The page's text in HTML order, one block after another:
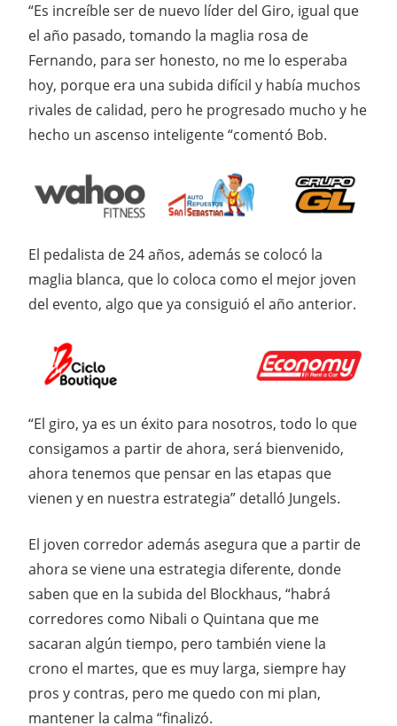
“Es increíble ser de nuevo líder del Giro, igual que
el año pasado, tomando la maglia rosa de
Fernando, para ser honesto, no me lo esperaba
hoy, porque era una subida difícil y había muchos
rivales de calidad, pero he progresado mucho y he
hecho un ascenso inteligente “comentó Bob.
El pedalista de 24 años, además se colocó la
maglia blanca, que lo coloca como el mejor joven
del evento, algo que ya consiguió el año anterior.
“El giro, ya es un éxito para nosotros, todo lo que
consigamos a partir de ahora, será bienvenido,
ahora tenemos que pensar en las etapas que
vienen y en nuestra estrategia” detalló Jungels.
El joven corredor además asegura que a partir de
ahora se viene una estrategia diferente, donde
saben que en la subida del Blockhaus, “habrá
corredores como Nibali o Quintana que me
sacaran algún tiempo, pero también viene la
crono el martes, que es muy larga, siempre hay
pros y contras, pero me quedo con mi plan,
mantener la calma “finalizó.